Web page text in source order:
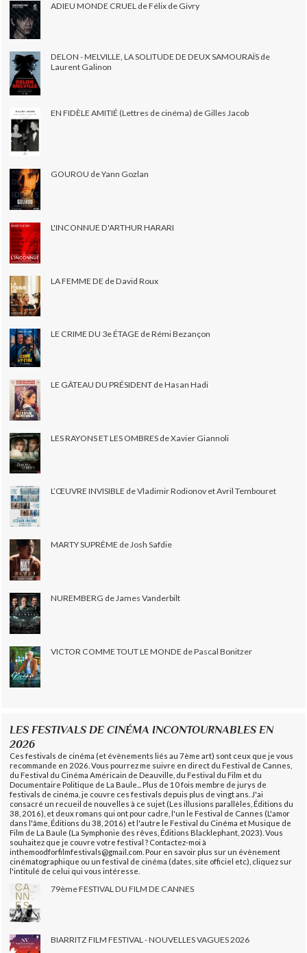
ADIEU MONDE CRUEL de Félix de Givry
DELON - MELVILLE, LA SOLITUDE DE DEUX SAMOURAÏS de
Laurent Galinon
EN FIDÈLE AMITIÉ (Lettres de cinéma) de Gilles Jacob
GOUROU de Yann Gozlan
L'INCONNUE D'ARTHUR HARARI
LA FEMME DE de David Roux
LE CRIME DU 3e ÉTAGE de Rémi Bezançon
LE GÂTEAU DU PRÉSIDENT de Hasan Hadi
LES RAYONS ET LES OMBRES de Xavier Giannoli
L’ŒUVRE INVISIBLE de Vladimir Rodionov et Avril Tembouret
MARTY SUPRÊME de Josh Safdie
NUREMBERG de James Vanderbilt
VICTOR COMME TOUT LE MONDE de Pascal Bonitzer
LES FESTIVALS DE CINÉMA INCONTOURNABLES EN
2026
Ces festivals de cinéma (et évènements liés au 7ème art) sont ceux que je vous
recommande en 2026. Vous pourrez me suivre en direct du Festival de Cannes,
du Festival du Cinéma Américain de Deauville, du Festival du Film et du
Documentaire Politique de La Baule... Plus de 10 fois membre de jurys de
festivals de cinéma, je couvre ces festivals depuis plus de vingt ans. J'ai
consacré un recueil de nouvelles à ce sujet (Les illusions parallèles, Éditions du
38, 2016), et deux romans qui ont pour cadre, l'un le Festival de Cannes (L'amor
dans l'âme, Éditions du 38, 2016) et l'autre le Festival du Cinéma et Musique de
Film de La Baule (La Symphonie des rêves, Éditions Blacklephant, 2023). Vous
souhaitez que je couvre votre festival ? Contactez-moi à
inthemoodforfilmfestivals@gmail.com. Pour en savoir plus sur un évènement
cinématographique ou un festival de cinéma (dates, site officiel etc), cliquez sur
l'intitulé de celui qui vous intéresse.
79ème FESTIVAL DU FILM DE CANNES
BIARRITZ FILM FESTIVAL - NOUVELLES VAGUES 2026